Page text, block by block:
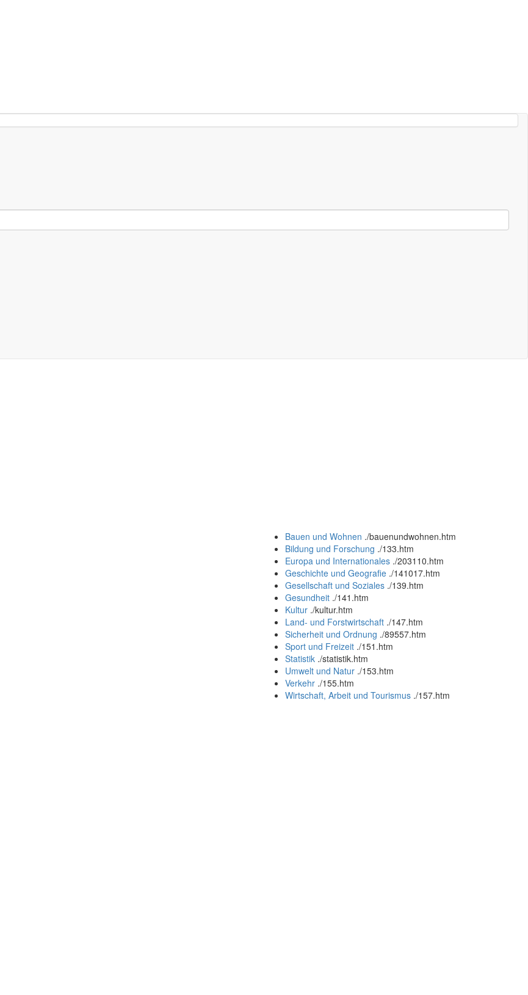
Bauen und Wohnen ./bauenundwohnen.htm
Bildung und Forschung ./133.htm
Europa und Internationales ./203110.htm
Geschichte und Geografie ./141017.htm
Gesellschaft und Soziales ./139.htm
Gesundheit ./141.htm
Kultur ./kultur.htm
Land- und Forstwirtschaft ./147.htm
Sicherheit und Ordnung ./89557.htm
Sport und Freizeit ./151.htm
Statistik ./statistik.htm
Umwelt und Natur ./153.htm
Verkehr ./155.htm
Wirtschaft, Arbeit und Tourismus ./157.htm